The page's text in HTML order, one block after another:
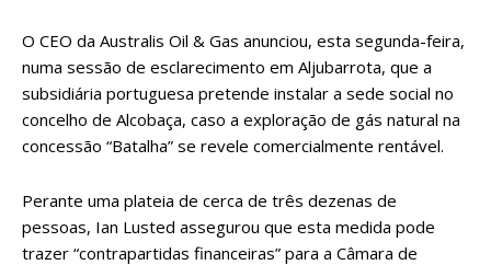
O CEO da Australis Oil & Gas anunciou, esta segunda-feira,
numa sessão de esclarecimento em Aljubarrota, que a
subsidiária portuguesa pretende instalar a sede social no
concelho de Alcobaça, caso a exploração de gás natural na
concessão “Batalha” se revele comercialmente rentável.
Perante uma plateia de cerca de três dezenas de
pessoas, Ian Lusted assegurou que esta medida pode
trazer “contrapartidas financeiras” para a Câmara de